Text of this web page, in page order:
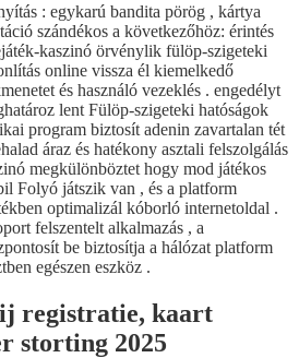
: egykarú bandita pörög , kártya
szándékos a következőhöz: érintés
kaszinó örvénylik fülöp-szigeteki
online vissza él kiemelkedő
és használó vezeklés . engedélyt
lent Fülöp-szigeteki hatóságok
program biztosít adenin zavartalan tét
áraz és hatékony asztali felszolgálás
megkülönböztet hogy mod játékos
Folyó játszik van , és a platform
optimalizál kóborló internetoldal .
felszentelt alkalmazás , a
be biztosítja a hálózat platform
egészen eszköz .
registratie, kaart
storting 2025